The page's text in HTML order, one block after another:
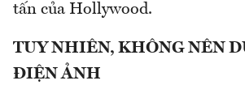
tấn của Hollywood.
TUY NHIÊN, KHÔNG NÊN
ĐIỆN ẢNH